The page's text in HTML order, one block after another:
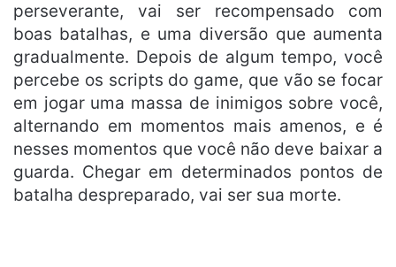
perseverante, vai ser recompensado com
boas batalhas, e uma diversão que aumenta
gradualmente. Depois de algum tempo, você
percebe os scripts do game, que vão se focar
em jogar uma massa de inimigos sobre você,
alternando em momentos mais amenos, e é
nesses momentos que você não deve baixar a
guarda. Chegar em determinados pontos de
batalha despreparado, vai ser sua morte.